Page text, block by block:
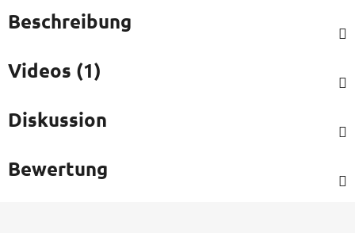
Beschreibung
Videos (1)
Diskussion
Bewertung